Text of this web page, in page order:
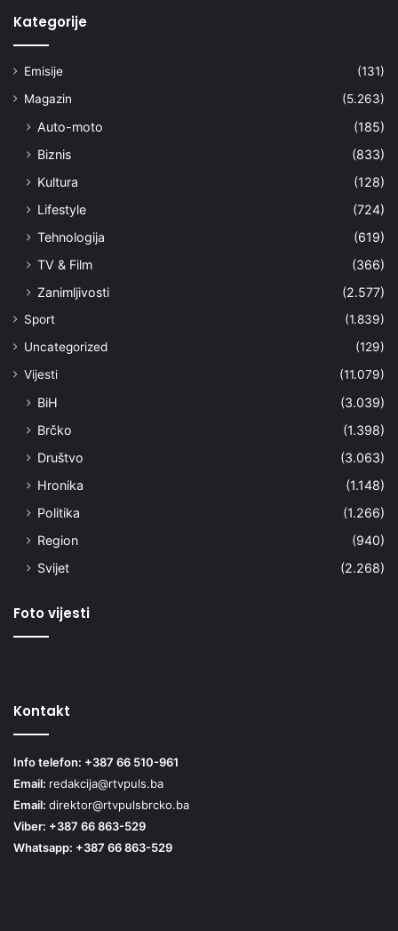
Kategorije
Emisije
(131)
Magazin
(5.263)
Auto-moto
(185)
Biznis
(833)
Kultura
(128)
Lifestyle
(724)
Tehnologija
(619)
TV & Film
(366)
Zanimljivosti
(2.577)
Sport
(1.839)
Uncategorized
(129)
Vijesti
(11.079)
BiH
(3.039)
Brčko
(1.398)
Društvo
(3.063)
Hronika
(1.148)
Politika
(1.266)
Region
(940)
Svijet
(2.268)
Foto vijesti
Kontakt
Info telefon: +387 66 510-961
Email: redakcija@rtvpuls.ba
Email: direktor@rtvpulsbrcko.ba
Viber: +387 66 863-529
Whatsapp: +387 66 863-529